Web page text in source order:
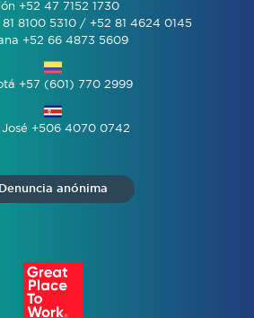
+52 47 7152 1730
8100 5310 / +52 81 4624 0145
+52 66 4873 5609
+57 (601) 770 2999
José +506 4070 0742
Denuncia anónima